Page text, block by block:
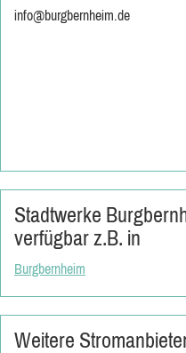
info@burgbernheim.de
Stadtwerke
verfügbar z.B. in
Burgbernheim
Weitere